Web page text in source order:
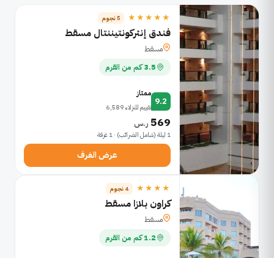
★★★★★ 5 نجوم
فندق إنتركونتيننتال مسقط
مسقط
3.5 كم من القرم
9.2
ممتاز
تقييم للنزلاء 6,589
569 ر.س
1 ليلة (شامل الضرائب) · 1 غرفة
عرض الغرف
★★★★ 4 نجوم
كراون بلازا مسقط
مسقط
1.2 كم من القرم